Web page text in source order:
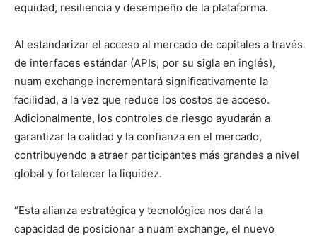
equidad, resiliencia y desempeño de la plataforma.
Al estandarizar el acceso al mercado de capitales a través
de interfaces estándar (APIs, por su sigla en inglés),
nuam exchange incrementará signiﬁcativamente la
facilidad, a la vez que reduce los costos de acceso.
Adicionalmente, los controles de riesgo ayudarán a
garantizar la calidad y la conﬁanza en el mercado,
contribuyendo a atraer participantes más grandes a nivel
global y fortalecer la liquidez.
“Esta alianza estratégica y tecnológica nos dará la
capacidad de posicionar a nuam exchange, el nuevo